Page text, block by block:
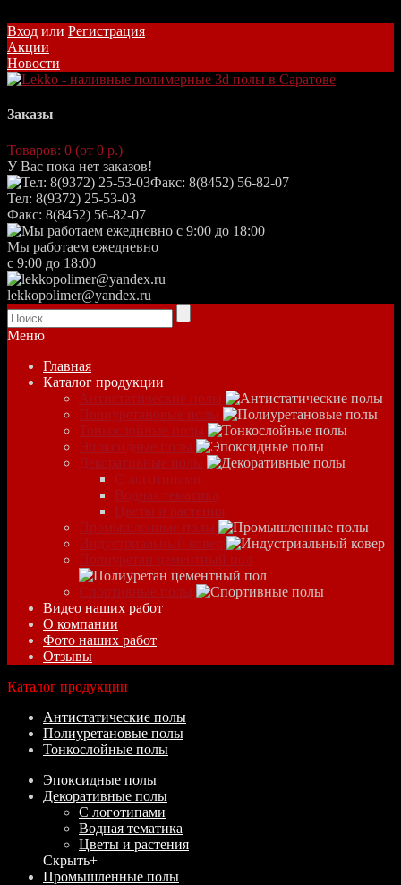
Вход или Регистрация
Акции
Новости
Заказы
Товаров: 0 (от 0 р.)
У Вас пока нет заказов!
Тел: 8(9372) 25-53-03
Факс: 8(8452) 56-82-07
Мы работаем ежедневно
с 9:00 до 18:00
lekkopolimer@yandex.ru
Меню
Главная
Каталог продукции
Антистатические полы
Полиуретановые полы
Тонкослойные полы
Эпоксидные полы
Декоративные полы
С логотипами
Водная тематика
Цветы и растения
Промышленные полы
Индустриальный ковер
Полиуретан цементный пол
Спортивные полы
Видео наших работ
О компании
Фото наших работ
Отзывы
Каталог продукции
Антистатические полы
Полиуретановые полы
Тонкослойные полы
Эпоксидные полы
Декоративные полы
С логотипами
Водная тематика
Цветы и растения
Скрыть+
Промышленные полы